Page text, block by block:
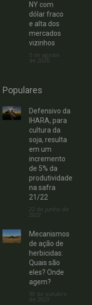
NY com
dólar fraco
e alta dos
mercados
vizinhos
5 de agosto
de 2026
Populares
Defensivo da
IHARA, para
cultura da
soja, resulta
em um
incremento
de 5% da
produtividade
na safra
21/22
22 de junho de
2022
Mecanismos
de ação de
herbicidas:
Quais são
eles? Onde
agem?
30 de outubro
de 2023